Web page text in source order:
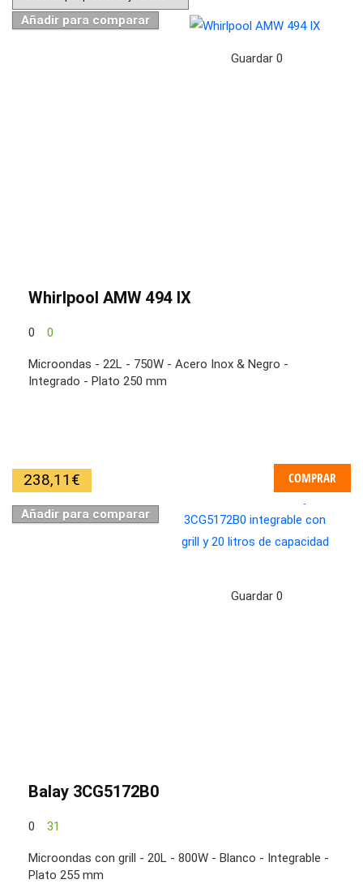
Añadir para comparar
Guardar 0
Whirlpool AMW 494 IX
0 0
Microondas - 22L - 750W - Acero Inox & Negro -
Integrado - Plato 250 mm
238,11 € COMPRAR
Añadir para comparar
Guardar 0
Balay 3CG5172B0
0 31
Microondas con grill - 20L - 800W - Blanco - Integrable -
Plato 255 mm